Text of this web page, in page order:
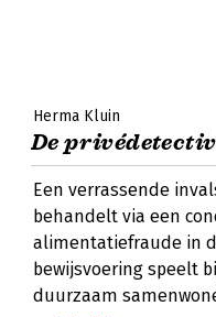
Herma Kluin
De
Een verrassende
behandelt via een
alimentatiefraude in
bewijsvoering speelt
duurzaam